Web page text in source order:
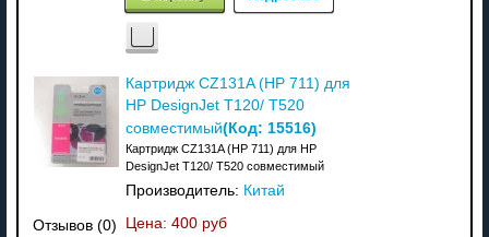
Отзывов (0)
Картридж CZ131A (HP 711) для
HP DesignJet T120/ T520
совместимый(Код: 15516)
Картридж CZ131A (HP 711) для HP
DesignJet T120/ T520 совместимый
Производитель: Китай
Цена: 400 руб